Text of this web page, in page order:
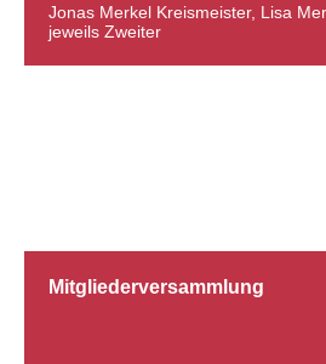
Jonas Merkel Kreismeister, Lisa
jeweils Zweiter
Mitgliederversammlung